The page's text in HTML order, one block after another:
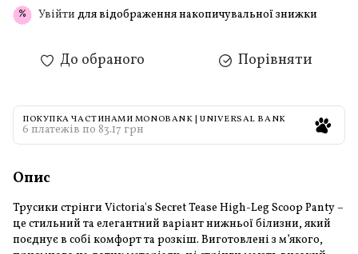
% Увійти для відображення накопичувальної знижки
До обраного Порівняти
ПОКУПКА ЧАСТИНАМИ MONOBANK | UNIVERSAL BANK
6 платежів по 83.17 грн
Опис
Трусики стрінги Victoria's Secret Tease High-Leg Scoop Panty –
це стильний та елегантний варіант нижньої білизни, який
поєднує в собі комфорт та розкіш. Виготовлені з м’якого,